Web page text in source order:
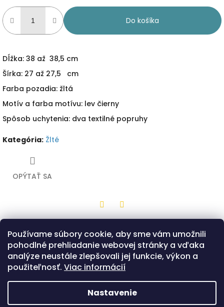
Používame súbory cookie, aby sme vám umožnili
pohodlné prehliadanie webovej stránky a vďaka
analýze neustále zlepšovali jej funkcie, výkon a
použiteľnosť. Viac informácií
Nastavenie
Do košíka
Dĺžka: 38 až 38,5 cm
Šírka: 27 až 27,5 cm
Farba pozadia: žltá
Motív a farba motívu: lev čierny
Spôsob uchytenia: dva textilné popruhy
Kategória: Žlté
OPÝTAŤ SA
TwitterFacebook
Popis Diskusia
Drevená hračka z bukovej preglejky v tvare stredného štítu
so žltou potlačou a motívom čierneho leva. Na zadnej
strane sú dva popruhy, ktorými sa štít drží. Možnosť výberu
z dvoch prevedení tvaru štítu - Klasik alebo Bojovník.